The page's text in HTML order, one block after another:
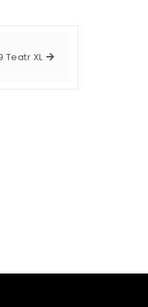
Teatr XL